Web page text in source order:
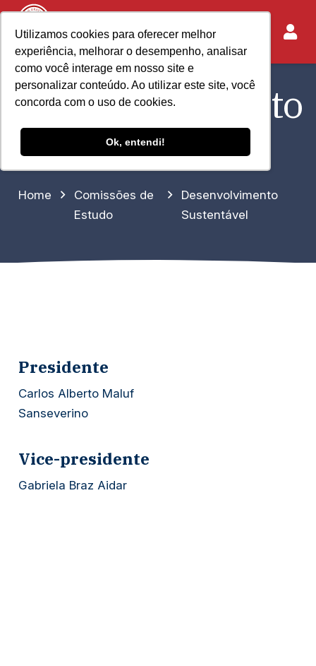
Utilizamos cookies para oferecer melhor
experiência, melhorar o desempenho, analisar
como você interage em nosso site e
personalizar conteúdo. Ao utilizar este site, você
concorda com o uso de cookies.
Ok, entendi!
Desenvolvimento
Sustentável
Home
Comissões de
Estudo
Desenvolvimento
Sustentável
Presidente
Carlos Alberto Maluf
Sanseverino
Vice-presidente
Gabriela Braz Aidar